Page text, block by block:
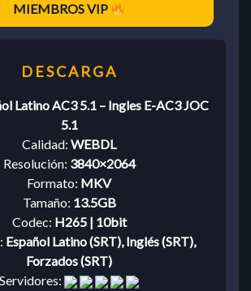
MIEMBROS VIP
Latino AC3 5.1 – Ingles E-AC3 JOC
5.1
Calidad: WEBDL
Resolución: 3840×2064
Formato: MKV
Tamaño: 13.5GB
Codec: H265 | 10bit
Español Latino (SRT), Inglés (SRT),
Forzados (SRT)
Servidores: